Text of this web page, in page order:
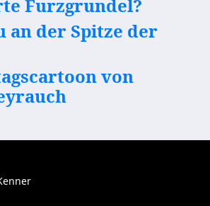
Furzgrundel?
an der Spitze der
von